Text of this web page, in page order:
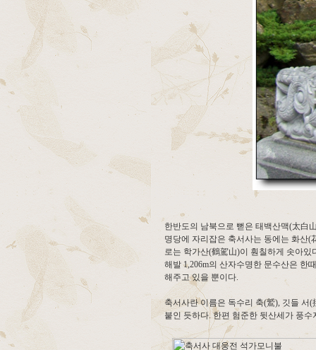
한반도의 남북으로 뻗은 태백산맥(太白
명당에 자리잡은 축서사는 동에는 화산
로는 학가산(鶴駕山)이 훤칠하게 솟아있
해발 1,206m의 산자수명한 문수산은 한
해주고 있을 뿐이다.
축서사란 이름은 독수리 축(鷲), 깃들 서
붙인 듯하다. 한편 험준한 뒷산세가 풍